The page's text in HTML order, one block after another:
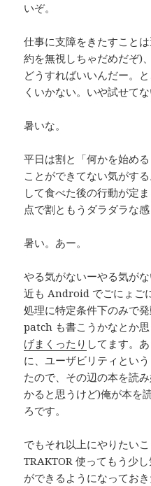
いぞ。
仕事に支障をきたすこと
約を無視しちゃだめだぞ)
どうすればいいんだー。
くいかない。いや試せて
暑いな。
平日は割と「何かを始め
ことができてない気がす
して食べた後の行動が定
点で割ともうダラダラな感
暑い。あー。
やる気がないーやる気が
近も Android でごにょご
処理に特定条件下のみで
patch も書こうかなとか
げまくったり してます。
に、ユーザビリティとい
たので、その辺の本を読
かると思うけど)俺が本を
ろです。
でもそれ以上にやりたい
TRAKTOR 使ってもう少
ができるようになってお